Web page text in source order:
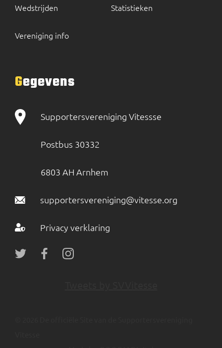
Wedstrijden
Vereniging info
Statistieken
Gegevens
Supportersvereniging Vitessse
Postbus 30332
6803 AH Arnhem
supportersvereniging@vitesse.org
Privacy verklaring